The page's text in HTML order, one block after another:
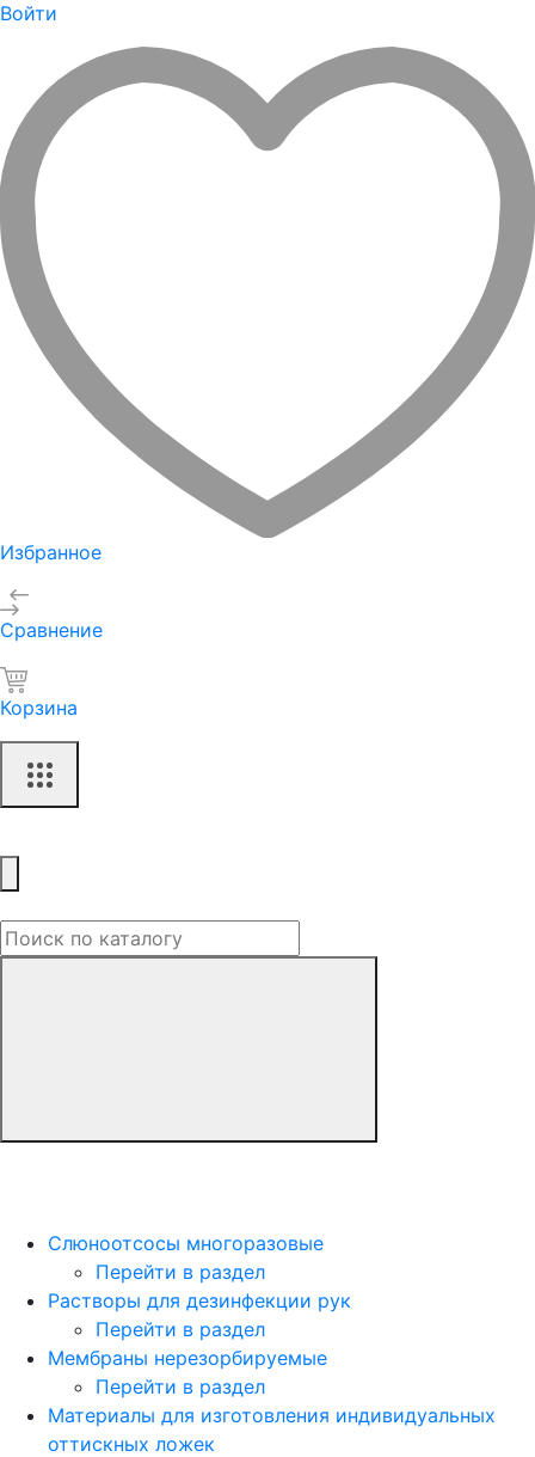
Войти
Избранное
Сравнение
Корзина
Слюноотсосы многоразовые
Перейти в раздел
Растворы для дезинфекции рук
Перейти в раздел
Мембраны нерезорбируемые
Перейти в раздел
Материалы для изготовления индивидуальных
оттискных ложек